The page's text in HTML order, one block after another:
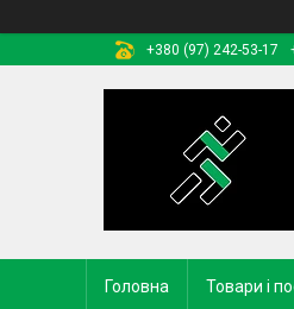
+380 (97) 242-53-17
Головна Товари і